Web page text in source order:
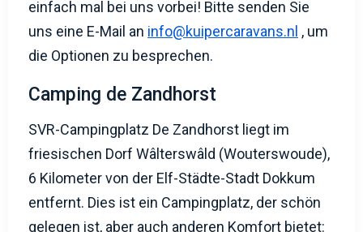
einfach mal bei uns vorbei! Bitte senden Sie
uns eine E-Mail an info@kuipercaravans.nl , um
die Optionen zu besprechen.
Camping de Zandhorst
SVR-Campingplatz De Zandhorst liegt im
friesischen Dorf Wâlterswâld (Wouterswoude),
6 Kilometer von der Elf-Städte-Stadt Dokkum
entfernt. Dies ist ein Campingplatz, der schön
gelegen ist, aber auch anderen Komfort bietet: